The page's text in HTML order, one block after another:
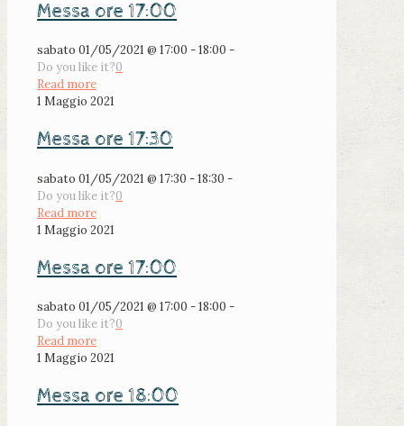
Messa ore 17:00
sabato 01/05/2021 @ 17:00 - 18:00 -
Do you like it?0
Read more
1 Maggio 2021
Messa ore 17:30
sabato 01/05/2021 @ 17:30 - 18:30 -
Do you like it?0
Read more
1 Maggio 2021
Messa ore 17:00
sabato 01/05/2021 @ 17:00 - 18:00 -
Do you like it?0
Read more
1 Maggio 2021
Messa ore 18:00